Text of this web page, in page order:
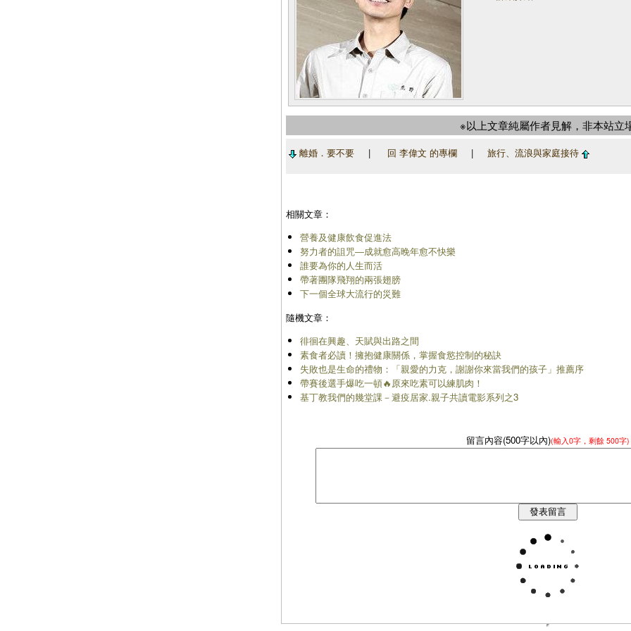
※以上文章純屬作者見解，非本站立
離婚．要不要| 回 李偉文 的專欄| 旅行、流浪與家庭接待
相關文章：
營養及健康飲食促進法
努力者的詛咒―成就愈高晚年愈不快樂
誰要為你的人生而活
帶著團隊飛翔的兩張翅膀
下一個全球大流行的災難
隨機文章：
徘徊在興趣、天賦與出路之間
素食者必讀！擁抱健康關係，掌握食慾控制的秘訣
失敗也是生命的禮物：「親愛的力克，謝謝你來當我們的孩子」推薦序
帶賽後選手爆吃一頓🔥原來吃素可以練肌肉！
基丁教我們的幾堂課－避疫居家.親子共讀電影系列之3
留言內容(500字以內)(輸入0字，剩餘 500字)